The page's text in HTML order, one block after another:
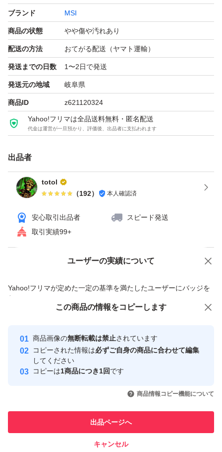
ブランド MSI
商品の状態 やや傷や汚れあり
配送の方法 おてがる配送（ヤマト運輸）
発送までの日数 1〜2日で発送
発送元の地域 岐阜県
商品ID z621120324
Yahoo!フリマは全品送料無料・匿名配送
代金は運営が一旦預かり、評価後、出品者に支払われます
出品者
totol
（192） 本人確認済
安心取引出品者
スピード発送
取引実績99+
ユーザーの実績について
Yahoo!フリマが定めた一定の基準を満たしたユーザーにバッジを
付与しています
安心取引出品者
心・安全なユーザーです
取引実績
引を完了させた実績があります
での取引実績があります
価格の相談 商品への質問
この商品の情報をコピーします
商品画像の無断転載は禁止されています
コピーされた情報は必ずご自身の商品に合わせて編集
してください
コピーは1商品につき1回です
商品情報コピー機能について
出品ページへ
キャンセル
この商品をみている人にオススメ